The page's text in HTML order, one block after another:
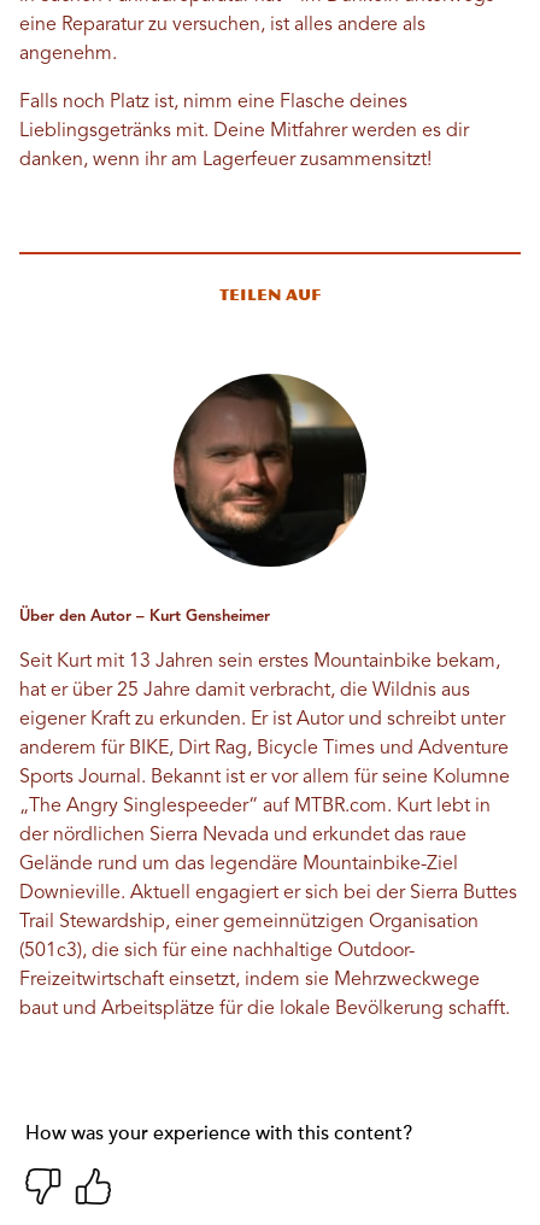
eine Reparatur zu versuchen, ist alles andere als
angenehm.
Falls noch Platz ist, nimm eine Flasche deines
Lieblingsgetränks mit. Deine Mitfahrer werden es dir
danken, wenn ihr am Lagerfeuer zusammensitzt!
Teilen auf
Über den Autor – Kurt Gensheimer
Seit Kurt mit 13 Jahren sein erstes Mountainbike bekam,
hat er über 25 Jahre damit verbracht, die Wildnis aus
eigener Kraft zu erkunden. Er ist Autor und schreibt unter
anderem für BIKE, Dirt Rag, Bicycle Times und Adventure
Sports Journal. Bekannt ist er vor allem für seine Kolumne
„The Angry Singlespeeder“ auf MTBR.com. Kurt lebt in
der nördlichen Sierra Nevada und erkundet das raue
Gelände rund um das legendäre Mountainbike-Ziel
Downieville. Aktuell engagiert er sich bei der Sierra Buttes
Trail Stewardship, einer gemeinnützigen Organisation
(501c3), die sich für eine nachhaltige Outdoor-
Freizeitwirtschaft einsetzt, indem sie Mehrzweckwege
baut und Arbeitsplätze für die lokale Bevölkerung schafft.